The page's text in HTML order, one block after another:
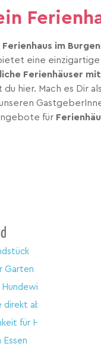
Ferienhaus im
eine
Ferienhäuser
hier. Mach es Dir
für
Garten
ab Haus
für Hunde
Essen